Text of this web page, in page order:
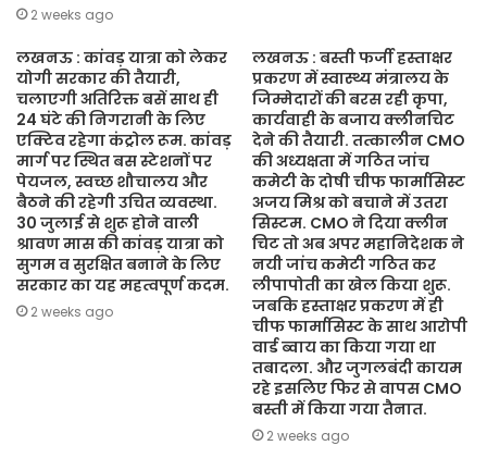
2 weeks ago
लखनऊ : कांवड़ यात्रा को लेकर
योगी सरकार की तैयारी,
चलाएगी अतिरिक्त बसें साथ ही
24 घंटे की निगरानी के लिए
एक्टिव रहेगा कंट्रोल रूम. कांवड़
मार्ग पर स्थित बस स्टेशनों पर
पेयजल, स्वच्छ शौचालय और
बैठने की रहेगी उचित व्यवस्था.
30 जुलाई से शुरू होने वाली
श्रावण मास की कांवड़ यात्रा को
सुगम व सुरक्षित बनाने के लिए
सरकार का यह महत्वपूर्ण कदम.
2 weeks ago
लखनऊ : बस्ती फर्जी हस्ताक्षर
प्रकरण में स्वास्थ्य मंत्रालय के
जिम्मेदारों की बरस रही कृपा,
कार्यवाही के बजाय क्लीनचिट
देने की तैयारी. तत्कालीन CMO
की अध्यक्षता में गठित जांच
कमेटी के दोषी चीफ फार्मासिस्ट
अजय मिश्र को बचाने में उतरा
सिस्टम. CMO ने दिया क्लीन
चिट तो अब अपर महानिदेशक ने
नयी जांच कमेटी गठित कर
लीपापोती का खेल किया शुरू.
जबकि हस्ताक्षर प्रकरण में ही
चीफ फार्मासिस्ट के साथ आरोपी
वार्ड ब्वाय का किया गया था
तबादला. और जुगलबंदी कायम
रहे इसलिए फिर से वापस CMO
बस्ती में किया गया तैनात.
2 weeks ago